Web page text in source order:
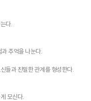
다.
추억을 나눈다.
들과 친밀한 관계를 형성한다.
모신다.